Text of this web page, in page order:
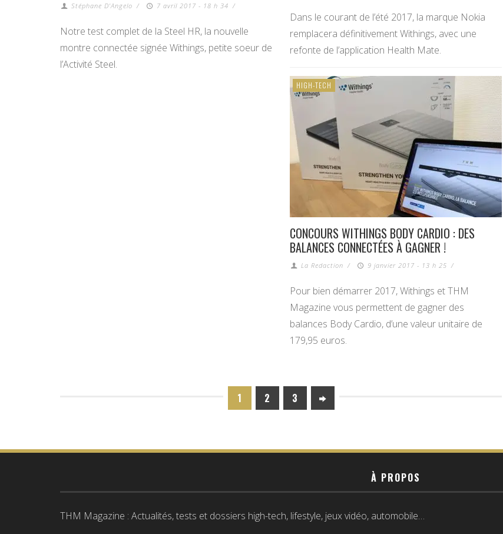
Stéphane D'Angelo / 7 avril 2017 - 18 h 34 /
Notre test complet de la Steel HR, la nouvelle
montre connectée signée Withings, petite soeur de
l’Activité Steel.
Dans le courant de l’été 2017, la marque Nokia
remplacera définitivement Withings, avec une
refonte de l’application Health Mate.
HIGH-TECH
CONCOURS WITHINGS BODY CARDIO : DES
BALANCES CONNECTÉES À GAGNER !
La Redaction / 9 janvier 2017 - 13 h 25 /
Pour bien démarrer 2017, Withings et THM
Magazine vous permettent de gagner des
balances Body Cardio, d’une valeur unitaire de
179,95 euros.
1 2 3
À PROPOS
THM Magazine : Actualités, tests et dossiers high-tech, lifestyle, jeux vidéo, automobile…